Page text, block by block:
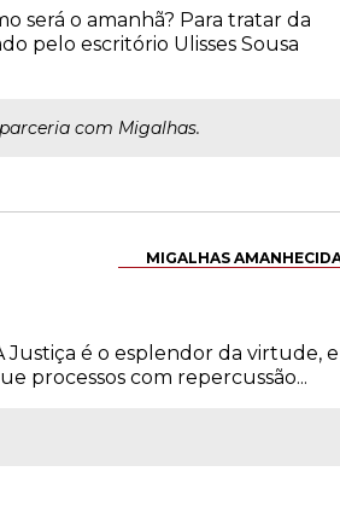
será o amanhã? Para tratar da
pelo escritório Ulisses Sousa
com Migalhas.
MIGALHAS
Justiça é o esplendor da virtude, e
processos com repercussão...